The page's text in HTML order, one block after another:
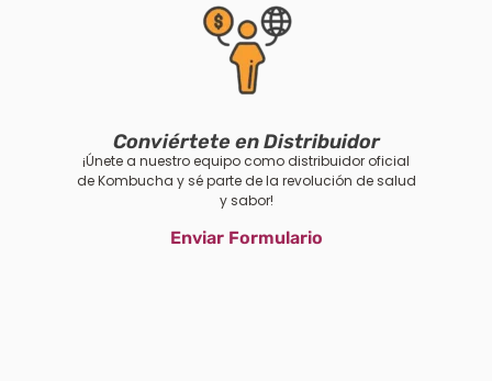
Conviértete en Distribuidor
¡Únete a nuestro equipo como distribuidor oficial
de Kombucha y sé parte de la revolución de salud
y sabor!
Enviar Formulario